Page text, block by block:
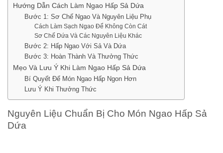
Hướng Dẫn Cách Làm Ngao Hấp Sả Dứa
Bước 1: Sơ Chế Ngao Và Nguyên Liệu Phụ
Cách Làm Sạch Ngao Để Không Còn Cát
Sơ Chế Dứa Và Các Nguyên Liệu Khác
Bước 2: Hấp Ngao Với Sả Và Dứa
Bước 3: Hoàn Thành Và Thưởng Thức
Mẹo Và Lưu Ý Khi Làm Ngao Hấp Sả Dứa
Bí Quyết Để Món Ngao Hấp Ngon Hơn
Lưu Ý Khi Thưởng Thức
Nguyên Liệu Chuẩn Bị Cho Món Ngao Hấp Sả
Dứa